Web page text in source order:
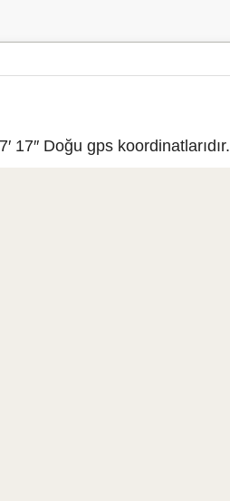
17″ Doğu gps koordinatlarıdır.